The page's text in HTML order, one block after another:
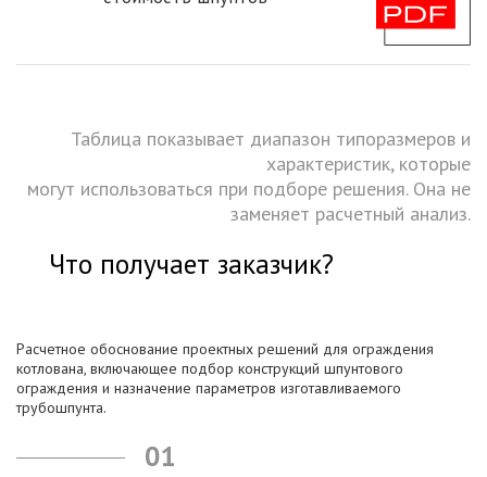
Таблица показывает диапазон типоразмеров и
характеристик, которые
могут использоваться при подборе решения. Она не
заменяет расчетный анализ.
Что получает заказчик?
Расчетное обоснование проектных решений для ограждения
котлована, включающее подбор конструкций шпунтового
ограждения и назначение параметров изготавливаемого
трубошпунта.
01